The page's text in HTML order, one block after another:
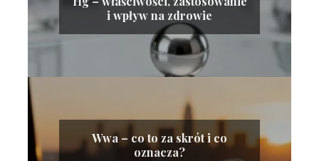
i wpływ na zdrowie
Wwa – co to za skrót i co
oznacza?